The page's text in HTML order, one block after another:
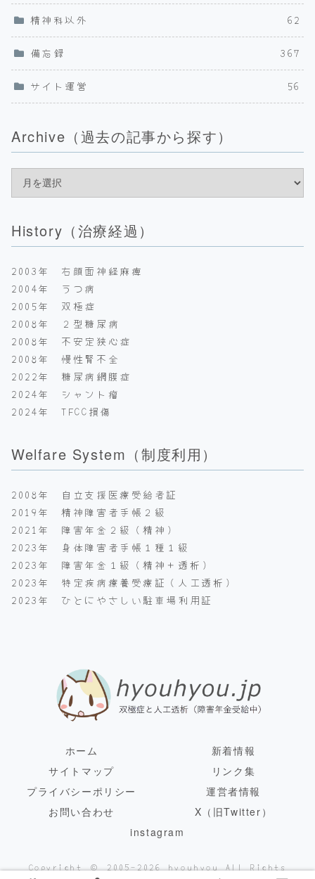
精神科以外 62
備忘録 367
サイト運営 56
Archive（過去の記事から探す）
History（治療経過）
2003年 右顔面神経麻痺
2004年 うつ病
2005年 双極症
2008年 ２型糖尿病
2008年 不安定狭心症
2008年 慢性腎不全
2022年 糖尿病網膜症
2024年 シャント瘤
2024年 TFCC損傷
Welfare System（制度利用）
2008年 自立支援医療受給者証
2019年 精神障害者手帳２級
2021年 障害年金２級（精神）
2023年 身体障害者手帳１種１級
2023年 障害年金１級（精神＋透析）
2023年 特定疾病療養受療証（人工透析）
2023年 ひとにやさしい駐車場利用証
ホーム
新着情報
サイトマップ
リンク集
プライバシーポリシー
運営者情報
お問い合わせ
X（旧Twitter）
instagram
Copyright © 2005-2026 hyouhyou All Rights